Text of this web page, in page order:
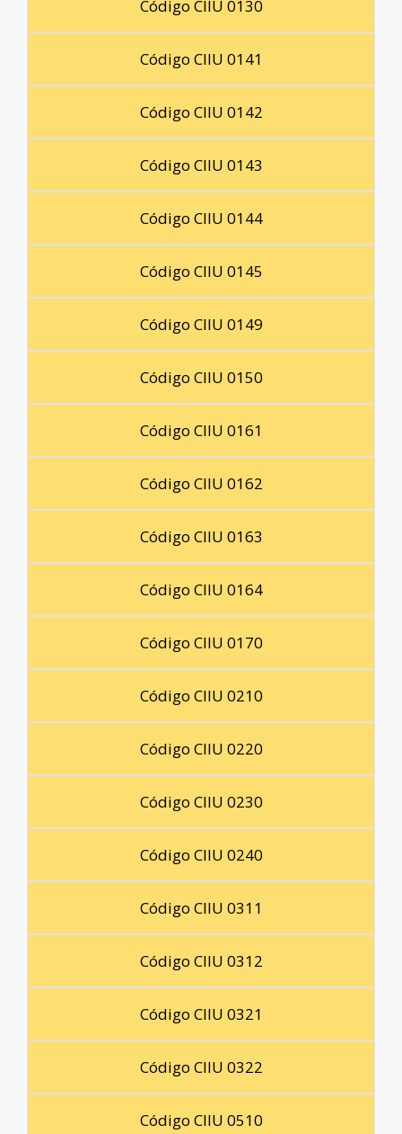
Código CIIU 0130
Código CIIU 0141
Código CIIU 0142
Código CIIU 0143
Código CIIU 0144
Código CIIU 0145
Código CIIU 0149
Código CIIU 0150
Código CIIU 0161
Código CIIU 0162
Código CIIU 0163
Código CIIU 0164
Código CIIU 0170
Código CIIU 0210
Código CIIU 0220
Código CIIU 0230
Código CIIU 0240
Código CIIU 0311
Código CIIU 0312
Código CIIU 0321
Código CIIU 0322
Código CIIU 0510